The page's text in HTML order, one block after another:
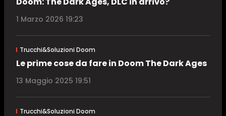
1 Marzo 2026 19:23
Trucchi&Soluzioni Doom
Le prime cose da fare in Doom The Dark Ages
13 Maggio 2025 19:51
Trucchi&Soluzioni Doom